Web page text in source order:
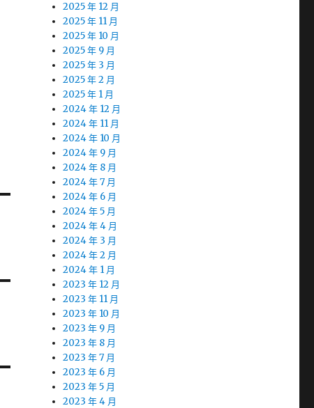
2025 年 12 月
2025 年 11 月
2025 年 10 月
2025 年 9 月
2025 年 3 月
2025 年 2 月
2025 年 1 月
2024 年 12 月
2024 年 11 月
2024 年 10 月
2024 年 9 月
2024 年 8 月
2024 年 7 月
2024 年 6 月
2024 年 5 月
2024 年 4 月
2024 年 3 月
2024 年 2 月
2024 年 1 月
2023 年 12 月
2023 年 11 月
2023 年 10 月
2023 年 9 月
2023 年 8 月
2023 年 7 月
2023 年 6 月
2023 年 5 月
2023 年 4 月